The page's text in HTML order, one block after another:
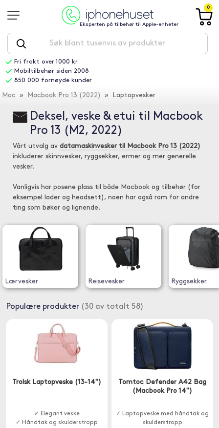
Eksperten på tilbehør til Apple-enheter
0
Fri frakt over 1000 kr
Mobiltilbehør siden 2008
850 000 fornøyde kunder
Mac » Macbook Pro 13 (2022) » Laptopvesker
Deksel, veske & etui til Macbook
Pro 13 (M2, 2022)
Vårt utvalg av datamaskinvesker til Macbook Pro 13 (2022)
inkluderer skinnvesker, ryggsekker, ermer og mer generelle
vesker.
Vanligvis har posene plass til både Macbook og tilbehør (for
eksempel lader og headsett), noen har også rom for andre
ting som bøker og lignende.
Lærvesker Reisevesker Ryggsekker
Populære produkter (30 av totalt 58)
Trolsk Laptopveske (13-14")
✓ Elegant veske
✓ Håndtak og skulderstropp
Tomtoc Defender A42 Bag
(Macbook Pro 14")
✓ Laptopveske med håndtak og
skulderstropp